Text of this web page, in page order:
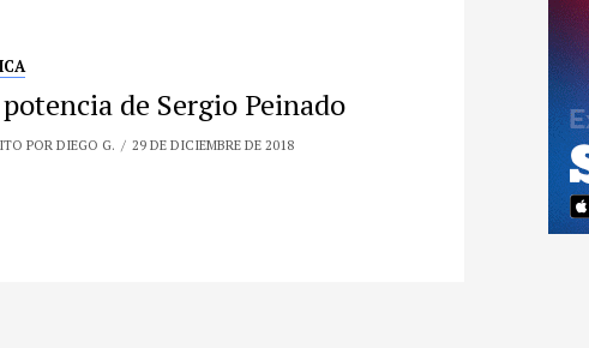
de Sergio Peinado
POR DIEGO G. 29 DE DICIEMBRE DE 2018